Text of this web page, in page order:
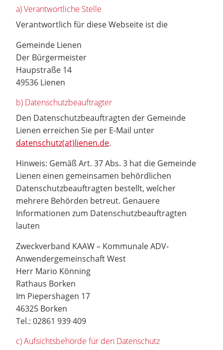
a) Verantwortliche Stelle
Verantwortlich für diese Webseite ist die
Gemeinde Lienen
Der Bürgermeister
Haupstraße 14
49536 Lienen
b) Datenschutzbeauftragter
Den Datenschutzbeauftragten der Gemeinde
Lienen erreichen Sie per E-Mail unter
datenschutz(at)lienen.de.
Hinweis: Gemäß Art. 37 Abs. 3 hat die Gemeinde
Lienen einen gemeinsamen behördlichen
Datenschutzbeauftragten bestellt, welcher
mehrere Behörden betreut. Genauere
Informationen zum Datenschutzbeauftragten
lauten
Zweckverband KAAW – Kommunale ADV-
Anwendergemeinschaft West
Herr Mario Könning
Rathaus Borken
Im Piepershagen 17
46325 Borken
Tel.: 02861 939 409
c) Aufsichtsbehörde für den Datenschutz